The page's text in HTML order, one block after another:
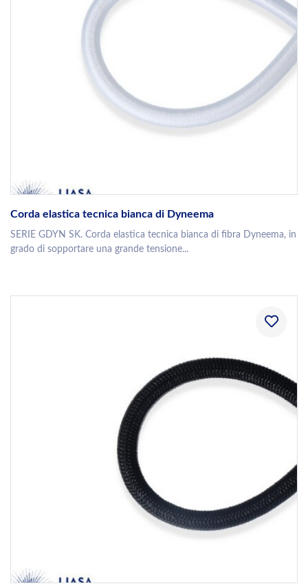
Corda elastica tecnica bianca di Dyneema
SERIE GDYN SK. Corda elastica tecnica bianca di fibra Dyneema, in
grado di sopportare una grande tensione...